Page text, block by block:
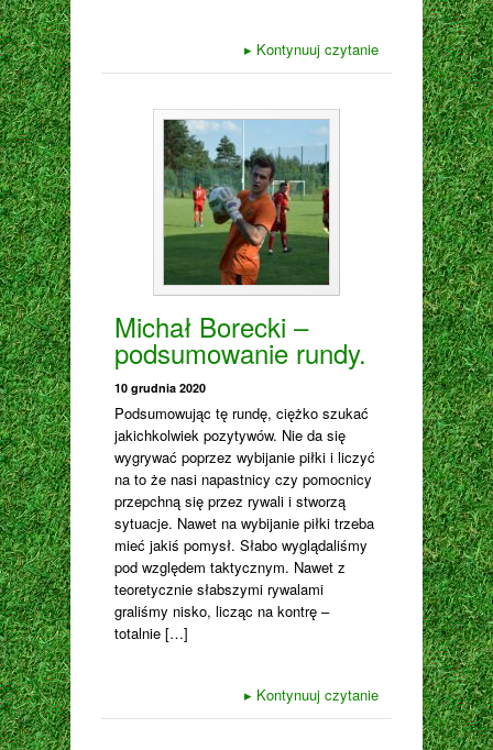
▸ Kontynuuj czytanie
Michał Borecki –
podsumowanie rundy.
10 grudnia 2020
Podsumowując tę rundę, ciężko szukać
jakichkolwiek pozytywów. Nie da się
wygrywać poprzez wybijanie piłki i liczyć
na to że nasi napastnicy czy pomocnicy
przepchną się przez rywali i stworzą
sytuacje. Nawet na wybijanie piłki trzeba
mieć jakiś pomysł. Słabo wyglądaliśmy
pod względem taktycznym. Nawet z
teoretycznie słabszymi rywalami
graliśmy nisko, licząc na kontrę –
totalnie […]
▸ Kontynuuj czytanie